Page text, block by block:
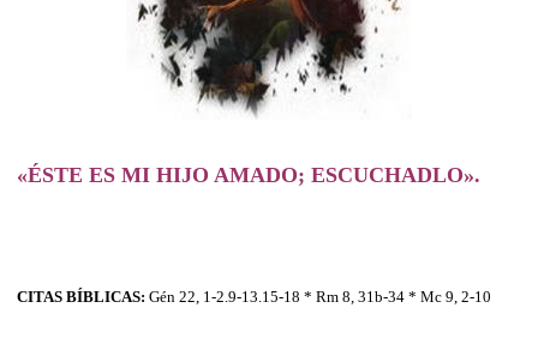
«ÉSTE ES MI HIJO AMADO; ESCUCHADLO».
CITAS BÍBLICAS: Gén 22, 1-2.9-13.15-18 * Rm 8, 31b-34 * Mc 9, 2-10